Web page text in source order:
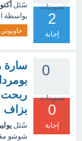
تصويتات
2
إجابة
سُئل أكتوبر
بواسطة
جاوبوني
0
تصويتات
0
إجابة
سارة
ربحت
بزاف
سُئل يوليو 9،
شوشو